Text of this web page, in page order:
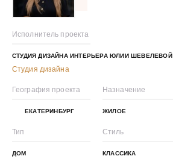
Исполнитель проекта
СТУДИЯ ДИЗАЙНА ИНТЕРЬЕРА ЮЛИИ ШЕВЕЛЕВОЙ
Студия дизайна
География проекта
ЕКАТЕРИНБУРГ
Назначение
ЖИЛОЕ
Тип
ДОМ
Стиль
КЛАССИКА